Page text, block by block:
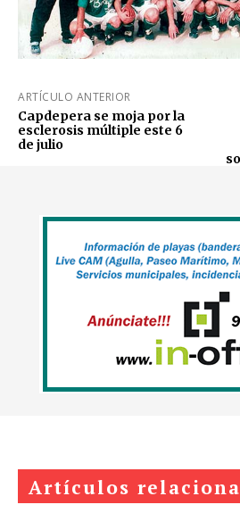
ARTÍCULO ANTERIOR
Capdepera se moja por la
esclerosis múltiple este 6
de julio
Artículos